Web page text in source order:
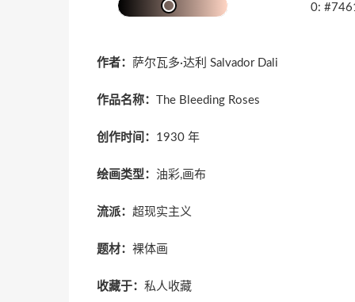
0:
作者： 萨尔瓦多·达利 Salvador Dali
作品名称： The Bleeding Roses
创作时间： 1930 年
绘画类型： 油彩,画布
流派： 超现实主义
题材： 裸体画
收藏于： 私人收藏